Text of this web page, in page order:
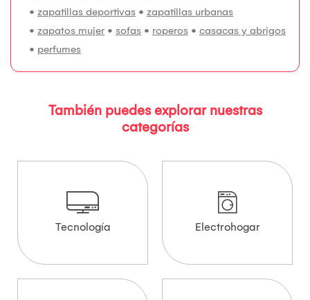
• zapatillas deportivas • zapatillas urbanas
• zapatos mujer • sofas • roperos • casacas y abrigos
• perfumes
También puedes explorar nuestras
categorías
Tecnología Electrohogar